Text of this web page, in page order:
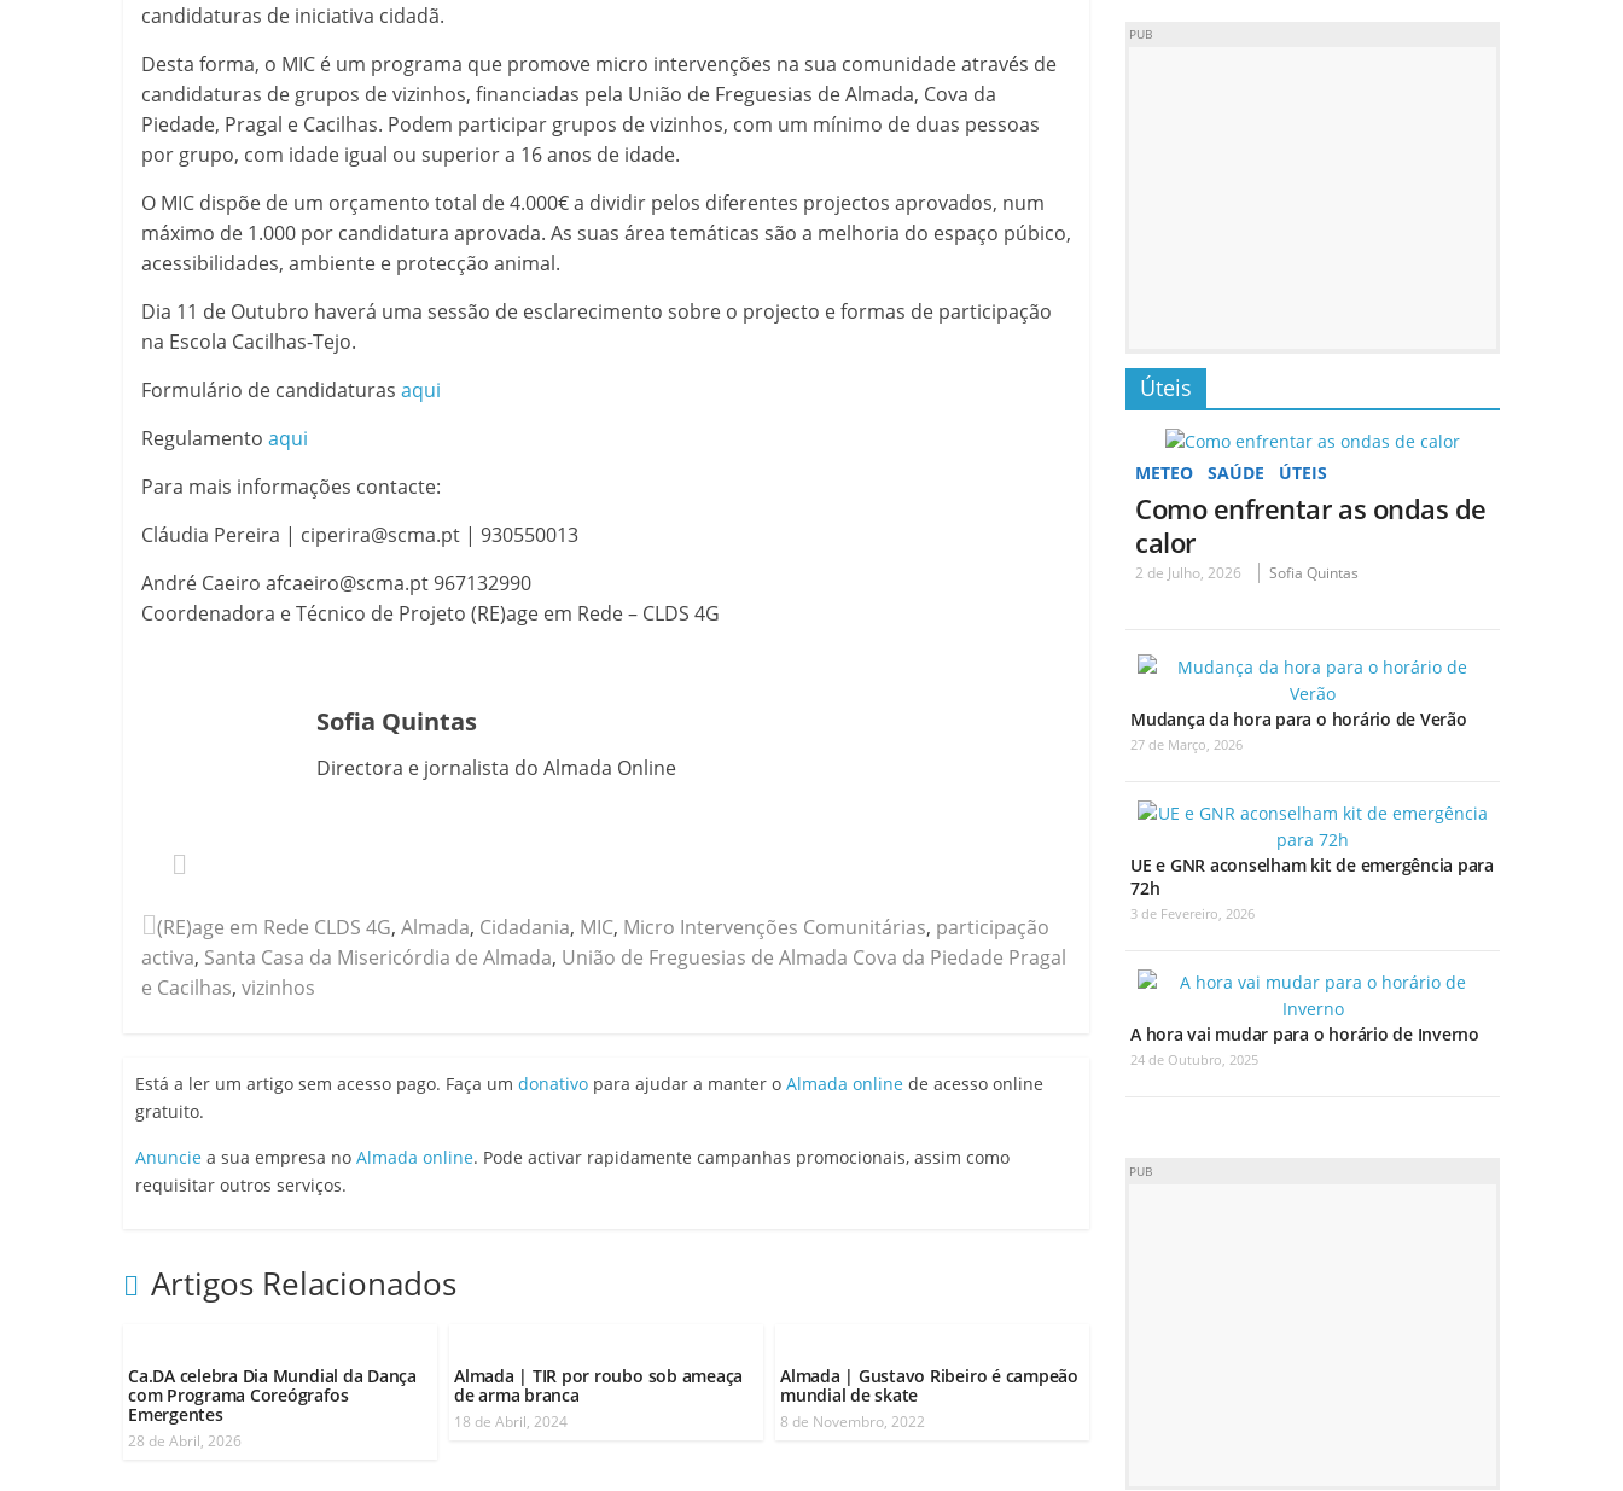
candidaturas de iniciativa cidadã.
Desta forma, o MIC é um programa que promove micro intervenções na sua comunidade através de
candidaturas de grupos de vizinhos, financiadas pela União de Freguesias de Almada, Cova da
Piedade, Pragal e Cacilhas. Podem participar grupos de vizinhos, com um mínimo de duas pessoas
por grupo, com idade igual ou superior a 16 anos de idade.
O MIC dispõe de um orçamento total de 4.000€ a dividir pelos diferentes projectos aprovados, num
máximo de 1.000 por candidatura aprovada. As suas área temáticas são a melhoria do espaço púbico,
acessibilidades, ambiente e protecção animal.
Dia 11 de Outubro haverá uma sessão de esclarecimento sobre o projecto e formas de participação
na Escola Cacilhas-Tejo.
Formulário de candidaturas aqui
Regulamento aqui
Para mais informações contacte:
Cláudia Pereira | ciperira@scma.pt | 930550013
André Caeiro afcaeiro@scma.pt 967132990
Coordenadora e Técnico de Projeto (RE)age em Rede – CLDS 4G
Sofia Quintas
Directora e jornalista do Almada Online
(RE)age em Rede CLDS 4G, Almada, Cidadania, MIC, Micro Intervenções Comunitárias, participação
activa, Santa Casa da Misericórdia de Almada, União de Freguesias de Almada Cova da Piedade Pragal
e Cacilhas, vizinhos
Está a ler um artigo sem acesso pago. Faça um donativo para ajudar a manter o Almada online de acesso online
gratuito.
Anuncie a sua empresa no Almada online. Pode activar rapidamente campanhas promocionais, assim como
requisitar outros serviços.
Artigos Relacionados
Ca.DA celebra Dia Mundial da Dança
com Programa Coreógrafos
Emergentes
28 de Abril, 2026
Almada | TIR por roubo sob ameaça
de arma branca
18 de Abril, 2024
Almada | Gustavo Ribeiro é campeão
mundial de skate
8 de Novembro, 2022
PUB
Úteis
METEO SAÚDE ÚTEIS
Como enfrentar as ondas de
calor
2 de Julho, 2026 Sofia Quintas
Mudança da hora para o horário de Verão
27 de Março, 2026
UE e GNR aconselham kit de emergência para
72h
3 de Fevereiro, 2026
A hora vai mudar para o horário de Inverno
24 de Outubro, 2025
PUB